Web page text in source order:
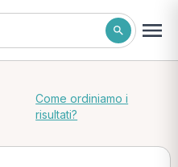
Come ordiniamo i
risultati?